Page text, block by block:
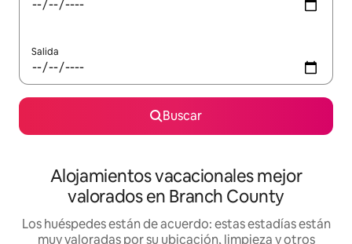
Salida
Buscar
Alojamientos vacacionales mejor
valorados en Branch County
Los huéspedes están de acuerdo: estas estadías están
muy valoradas por su ubicación, limpieza y otros